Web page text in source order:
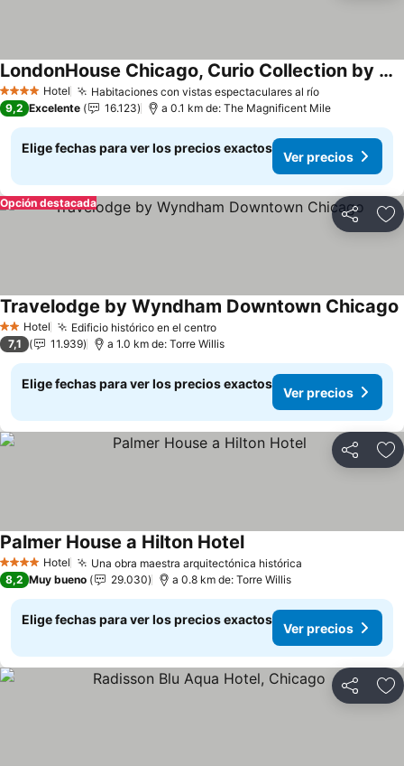
4 EstrellasHotel Habitaciones con vistas espectaculares al ríoVer precios
LondonHouse Chicago, Curio Collection by Hilton
Ver precios
9,2 Excelente 16.123 a 0.1 km de: The Magnificent Mile
Elige fechas para ver los precios exactos
Ver precios
Compartir
Opción destacada
2 Estrellas
Hotel Edificio histórico en el centroVer precios
Travelodge by Wyndham Downtown Chicago
7,1 11.939 a 1.0 km de: Torre Willis
Elige fechas para ver los precios exactos
Ver precios
Compartir
4 EstrellasHotel Una obra maestra arquitectónica histórica
Palmer House a Hilton HotelVer precios
8,2 Muy bueno 29.030 a 0.8 km de: Torre Willis
Elige fechas para ver los precios exactos
Ver precios
Compartir